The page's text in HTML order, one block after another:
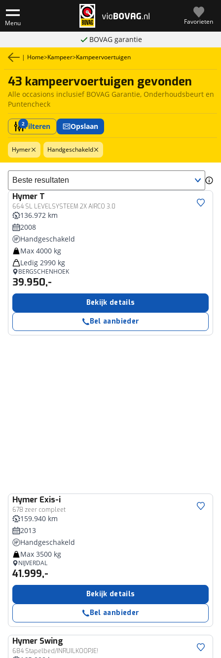
Menu Favorieten
BOVAG garantie
| Home>Kampeer>Kampeervoertuigen
43 kampeervoertuigen gevonden
Alle occasions inclusief BOVAG Garantie, Onderhoudsbeurt en
Puntencheck
2Filteren Opslaan
Hymer Handgeschakeld
Sorteer resultaten
Hymer T
664 SL LEVELSYSTEEM 2X AIRCO 3.0
136.972 km
2008
Handgeschakeld
Max 4000 kg
Ledig 2990 kg
BERGSCHENHOEK
39.950,-
Bekijk details
Bel aanbieder
Hymer Exis-i
678 zeer compleet
159.940 km
2013
Handgeschakeld
Max 3500 kg
NIJVERDAL
41.999,-
Bekijk details
Bel aanbieder
Hymer Swing
684 Stapelbed/INRUILKOOPJE!